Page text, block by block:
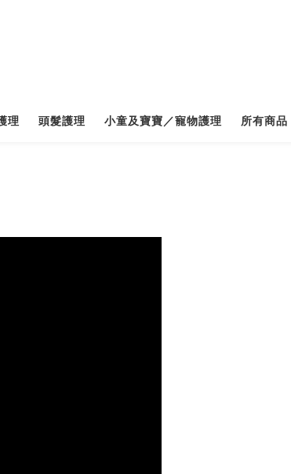
理 頭髮護理 小童及寶寶／寵物護理 所有商品